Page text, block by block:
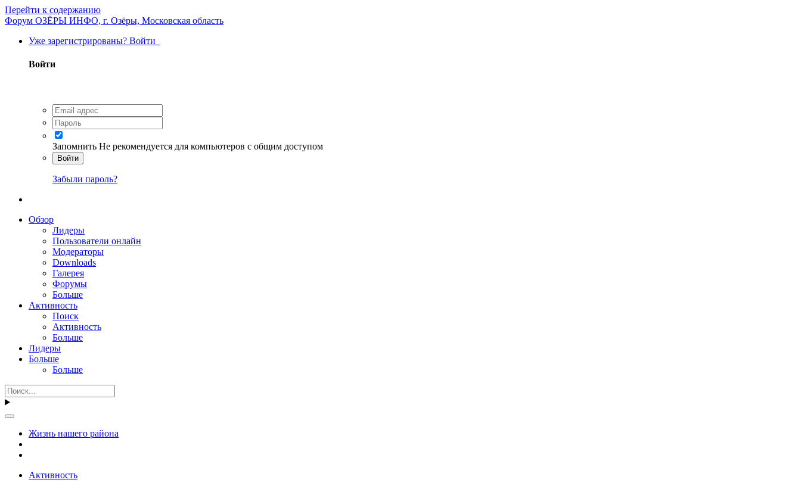
Перейти к содержанию
Форум ОЗЁРЫ ИНФО, г. Озёры, Московская область
Уже зарегистрированы? Войти
Войти
Запомнить Не рекомендуется для компьютеров с общим доступом
Войти
Забыли пароль?
Обзор
Лидеры
Пользователи онлайн
Модераторы
Downloads
Галерея
Форумы
Больше
Активность
Поиск
Активность
Больше
Лидеры
Больше
Больше
Жизнь нашего района
Активность